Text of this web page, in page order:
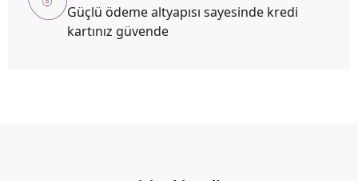
Güçlü ödeme altyapısı sayesinde kredi
kartınız güvende